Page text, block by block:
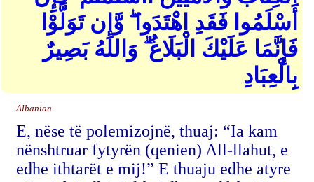
أَسْلَمُوا فَقَدِ اهْتَدَوا ۖ وَّإِن تَوَلَّوْا
فَإِنَّمَا عَلَيْكَ الْبَلَاغُ ۗ وَاللهُ بَصِيرٌ
بِالْعِبَادِ
Albanian
E, nëse të polemizojnë, thuaj: “Ia kam
nënshtruar fytyrën (qenien) All-llahut, e
edhe ithtarët e mij!” E thuaju edhe atyre